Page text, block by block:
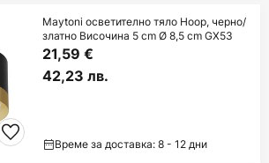
Maytoni осветително тяло Hoop, черно/
златно Височина 5 cm Ø 8,5 cm GX53
21,59 €
42,23 лв.
Време за доставка: 8 - 12 дни